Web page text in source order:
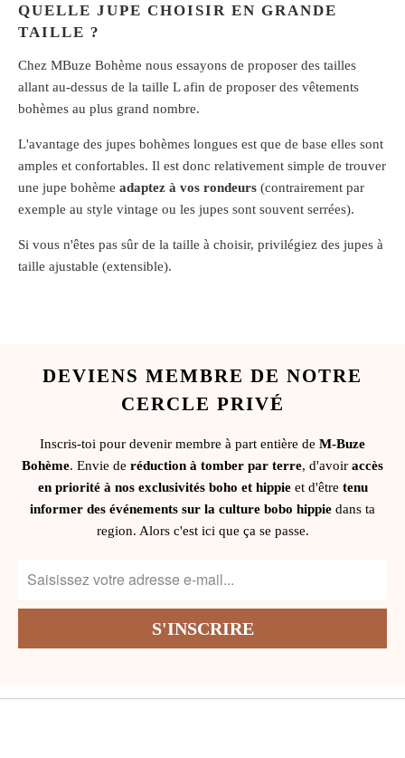
QUELLE JUPE CHOISIR EN GRANDE
TAILLE ?
Chez MBuze Bohème nous essayons de proposer des tailles
allant au-dessus de la taille L afin de proposer des vêtements
bohèmes au plus grand nombre.
L'avantage des jupes bohèmes longues est que de base elles sont
amples et confortables. Il est donc relativement simple de trouver
une jupe bohème adaptez à vos rondeurs (contrairement par
exemple au style vintage ou les jupes sont souvent serrées).
Si vous n'êtes pas sûr de la taille à choisir, privilégiez des jupes à
taille ajustable (extensible).
DEVIENS MEMBRE DE NOTRE
CERCLE PRIVÉ
Inscris-toi pour devenir membre à part entière de M-Buze
Bohème. Envie de réduction à tomber par terre, d'avoir accès
en priorité à nos exclusivités boho et hippieet d'être tenu
informer des événements sur la culture bobo hippie dans ta
region. Alors c'est ici que ça se passe.